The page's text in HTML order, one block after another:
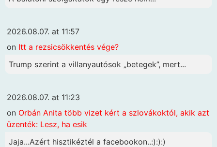
2026.08.07. at 11:57
on Itt a rezsicsökkentés vége?
Trump szerint a villanyautósok „betegek”, mert...
2026.08.07. at 11:23
on Orbán Anita több vizet kért a szlovákoktól, akik azt
üzenték: Lesz, ha esik
Jaja...Azért hisztikéztél a facebookon..:):):)